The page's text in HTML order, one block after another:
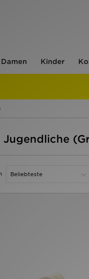
Damen Kinder
Jugendliche